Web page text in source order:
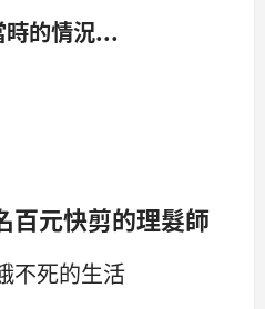
時的情況...
百元快剪的理髮師
不死的生活